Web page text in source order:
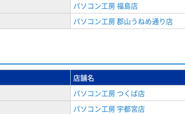
パソコン工房 福島店
パソコン工房 郡山うねめ通り店
店舗名
パソコン工房 つくば店
パソコン工房 宇都宮店